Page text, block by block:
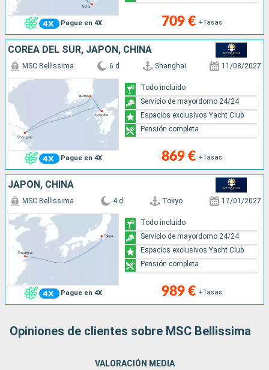
Pague en 4X 709 € +Tasas
COREA DEL SUR, JAPÓN, CHINA
Pague en 4X
MSC Bellissima 6 d Shanghai 11/08/2027
869 € +Tasas
Todo incluido
Servicio de mayordomo 24/24
Espacios exclusivos Yacht Club
Pensión completa
JAPÓN, CHINA
Pague en 4X
MSC Bellissima 4 d Tokyo 17/01/2027
989 € +Tasas
Todo incluido
Servicio de mayordomo 24/24
Espacios exclusivos Yacht Club
Pensión completa
Opiniones de clientes sobre MSC Bellissima
VALORACIÓN MEDIA